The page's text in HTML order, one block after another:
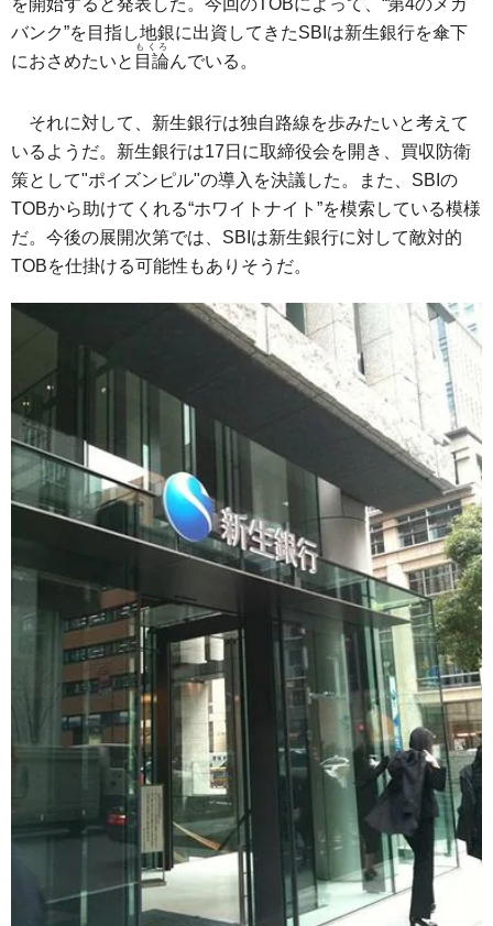
バンク”を目指し地銀に出資してきたSBIは新生銀行を傘下
におさめたいと 目論
もくろ
んでいる。
それに対して、新生銀行は独自路線を歩みたいと考えて
いるようだ。新生銀行は17日に取締役会を開き、買収防衛
策として"ポイズンピル"の導入を決議した。また、SBIの
TOBから助けてくれる“ホワイトナイト”を模索している模様
だ。今後の展開次第では、SBIは新生銀行に対して敵対的
TOBを仕掛ける可能性もありそうだ。